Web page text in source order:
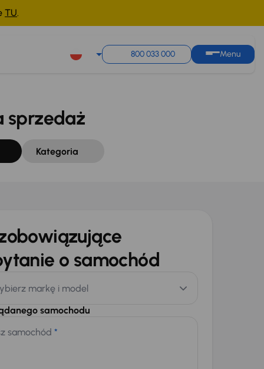
TU.
800 033 000 Menu
sprzedaż
Kategoria
o samochód
markę i model
samochodu
samochód *